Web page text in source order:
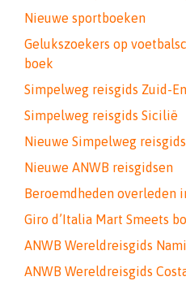
Nieuwe sportboeken
Gelukszoekers op
boek
Simpelweg reisgids Zuid-
Simpelweg reisgids Sicilië
Nieuwe Simpelweg
Nieuwe ANWB reisgidsen
Beroemdheden overleden
Giro d’Italia Mart Smeets
ANWB Wereldreisgids
ANWB Wereldreisgids